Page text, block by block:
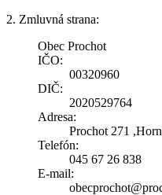
2. Zmluvná strana:
Obec Prochot
IČO:
00320960
DIČ:
2020529764
Adresa:
Prochot 271
Telefón:
045 67 26 838
E-mail: